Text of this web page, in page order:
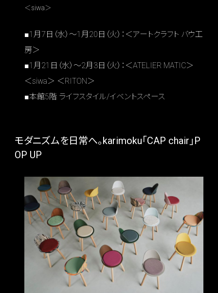
＜siwa＞
■1月7日（水）～1月20日（火）：＜アートクラフト バウ工
房＞
■1月21日（水）～2月3日（火）：＜ATELIER MATIC＞
＜siwa＞ ＜RITON＞
■本館5階 ライフスタイル/イベントスペース
モダニズムを日常へ。karimoku「CAP chair」P
OP UP